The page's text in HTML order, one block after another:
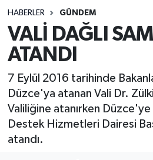
HABERLER GÜNDEM
VALİ DAĞLI
ATANDI
7 Eylül 2016 tarihinde
Düzce'ya atanan Vali Dr.
Valiliğine atanırken Düzce'ye
Destek Hizmetleri Dairesi
atandı.
Trafik Durumu
Süper Lig Puan Durumu ve
Tüm Manşetler
Son Dakika Haberleri
Haber Arşivi